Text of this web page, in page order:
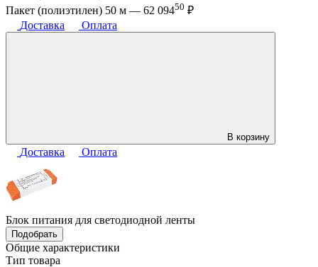
Пакет (полиэтилен) 50 м — 62 09450 ₽
Доставка
Оплата
В корзину
Доставка Оплата
Блок питания для светодиодной ленты
Подобрать
Общие характеристики
Тип товара